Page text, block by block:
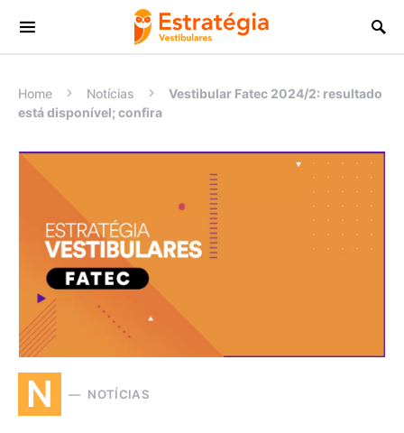
Procurar:
Home Notícias
Vestibular Fatec 2024/2: resultado
está disponível; confira
N NOTÍCIAS